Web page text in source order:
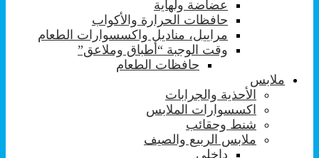
عضاضة ولهاية
حافظات الحرارة والأكواب
مراييل، مناديل واكسسوارات الطعام
وقت الوجبة “أطباق وملاعق”
حافظات الطعام
ملابس
الأحذية والجرابات
اكسسوارات الملابس
شنط وحقائب
ملابس الربيع والصيف
داخلي